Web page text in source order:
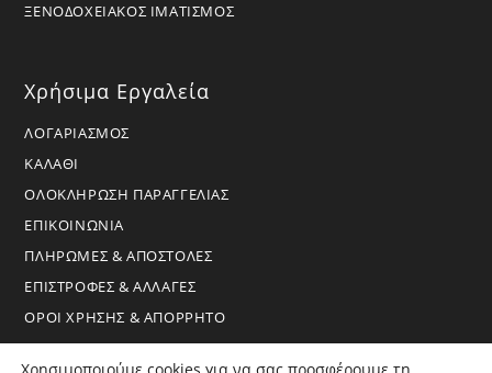
ΞΕΝΟΔΟΧΕΙΑΚΟΣ ΙΜΑΤΙΣΜΟΣ
Χρήσιμα Εργαλεία
ΛΟΓΑΡΙΑΣΜΟΣ
ΚΑΛΑΘΙ
ΟΛΟΚΛΗΡΩΣΗ ΠΑΡΑΓΓΕΛΙΑΣ
ΕΠΙΚΟΙΝΩΝΙΑ
ΠΛΗΡΩΜΕΣ & ΑΠΟΣΤΟΛΕΣ
ΕΠΙΣΤΡΟΦΕΣ & ΑΛΛΑΓΕΣ
ΟΡΟΙ ΧΡΗΣΗΣ & ΑΠΟΡΡΗΤΟ